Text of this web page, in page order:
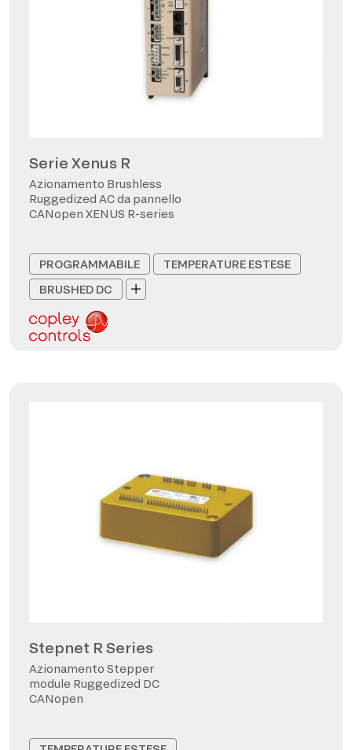
Serie Xenus R
Azionamento Brushless
Ruggedized AC da pannello
CANopen XENUS R-series
PROGRAMMABILE
TEMPERATURE ESTESE
BRUSHED DC
Stepnet R Series
Azionamento Stepper
module Ruggedized DC
CANopen